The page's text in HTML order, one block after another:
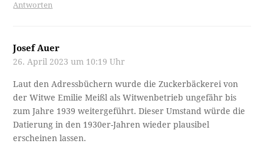
Antworten
Josef Auer
26. April 2023 um 10:19 Uhr
Laut den Adressbüchern wurde die Zuckerbäckerei von
der Witwe Emilie Meißl als Witwenbetrieb ungefähr bis
zum Jahre 1939 weitergeführt. Dieser Umstand würde die
Datierung in den 1930er-Jahren wieder plausibel
erscheinen lassen.